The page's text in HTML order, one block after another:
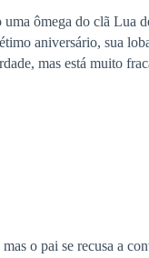
ômega do clã Lua
aniversário, sua
mas está muito
Mason, um
o pai se recusa a